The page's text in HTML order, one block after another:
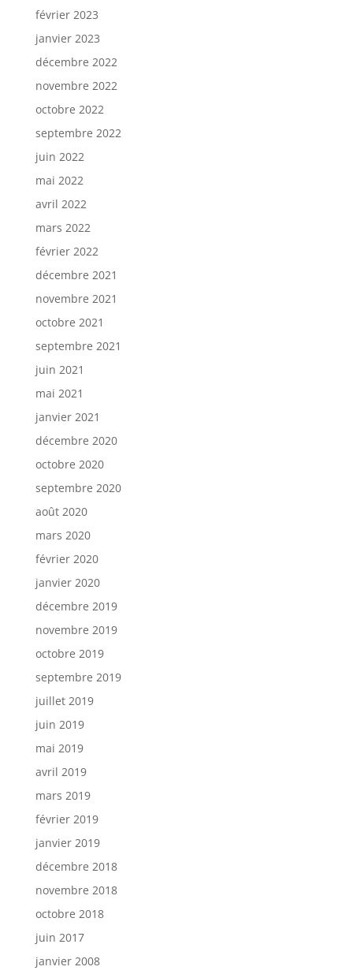
février 2023
janvier 2023
décembre 2022
novembre 2022
octobre 2022
septembre 2022
juin 2022
mai 2022
avril 2022
mars 2022
février 2022
décembre 2021
novembre 2021
octobre 2021
septembre 2021
juin 2021
mai 2021
janvier 2021
décembre 2020
octobre 2020
septembre 2020
août 2020
mars 2020
février 2020
janvier 2020
décembre 2019
novembre 2019
octobre 2019
septembre 2019
juillet 2019
juin 2019
mai 2019
avril 2019
mars 2019
février 2019
janvier 2019
décembre 2018
novembre 2018
octobre 2018
juin 2017
janvier 2008